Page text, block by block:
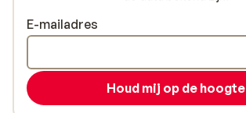
E-mailadres
Houd mij op de hoogte